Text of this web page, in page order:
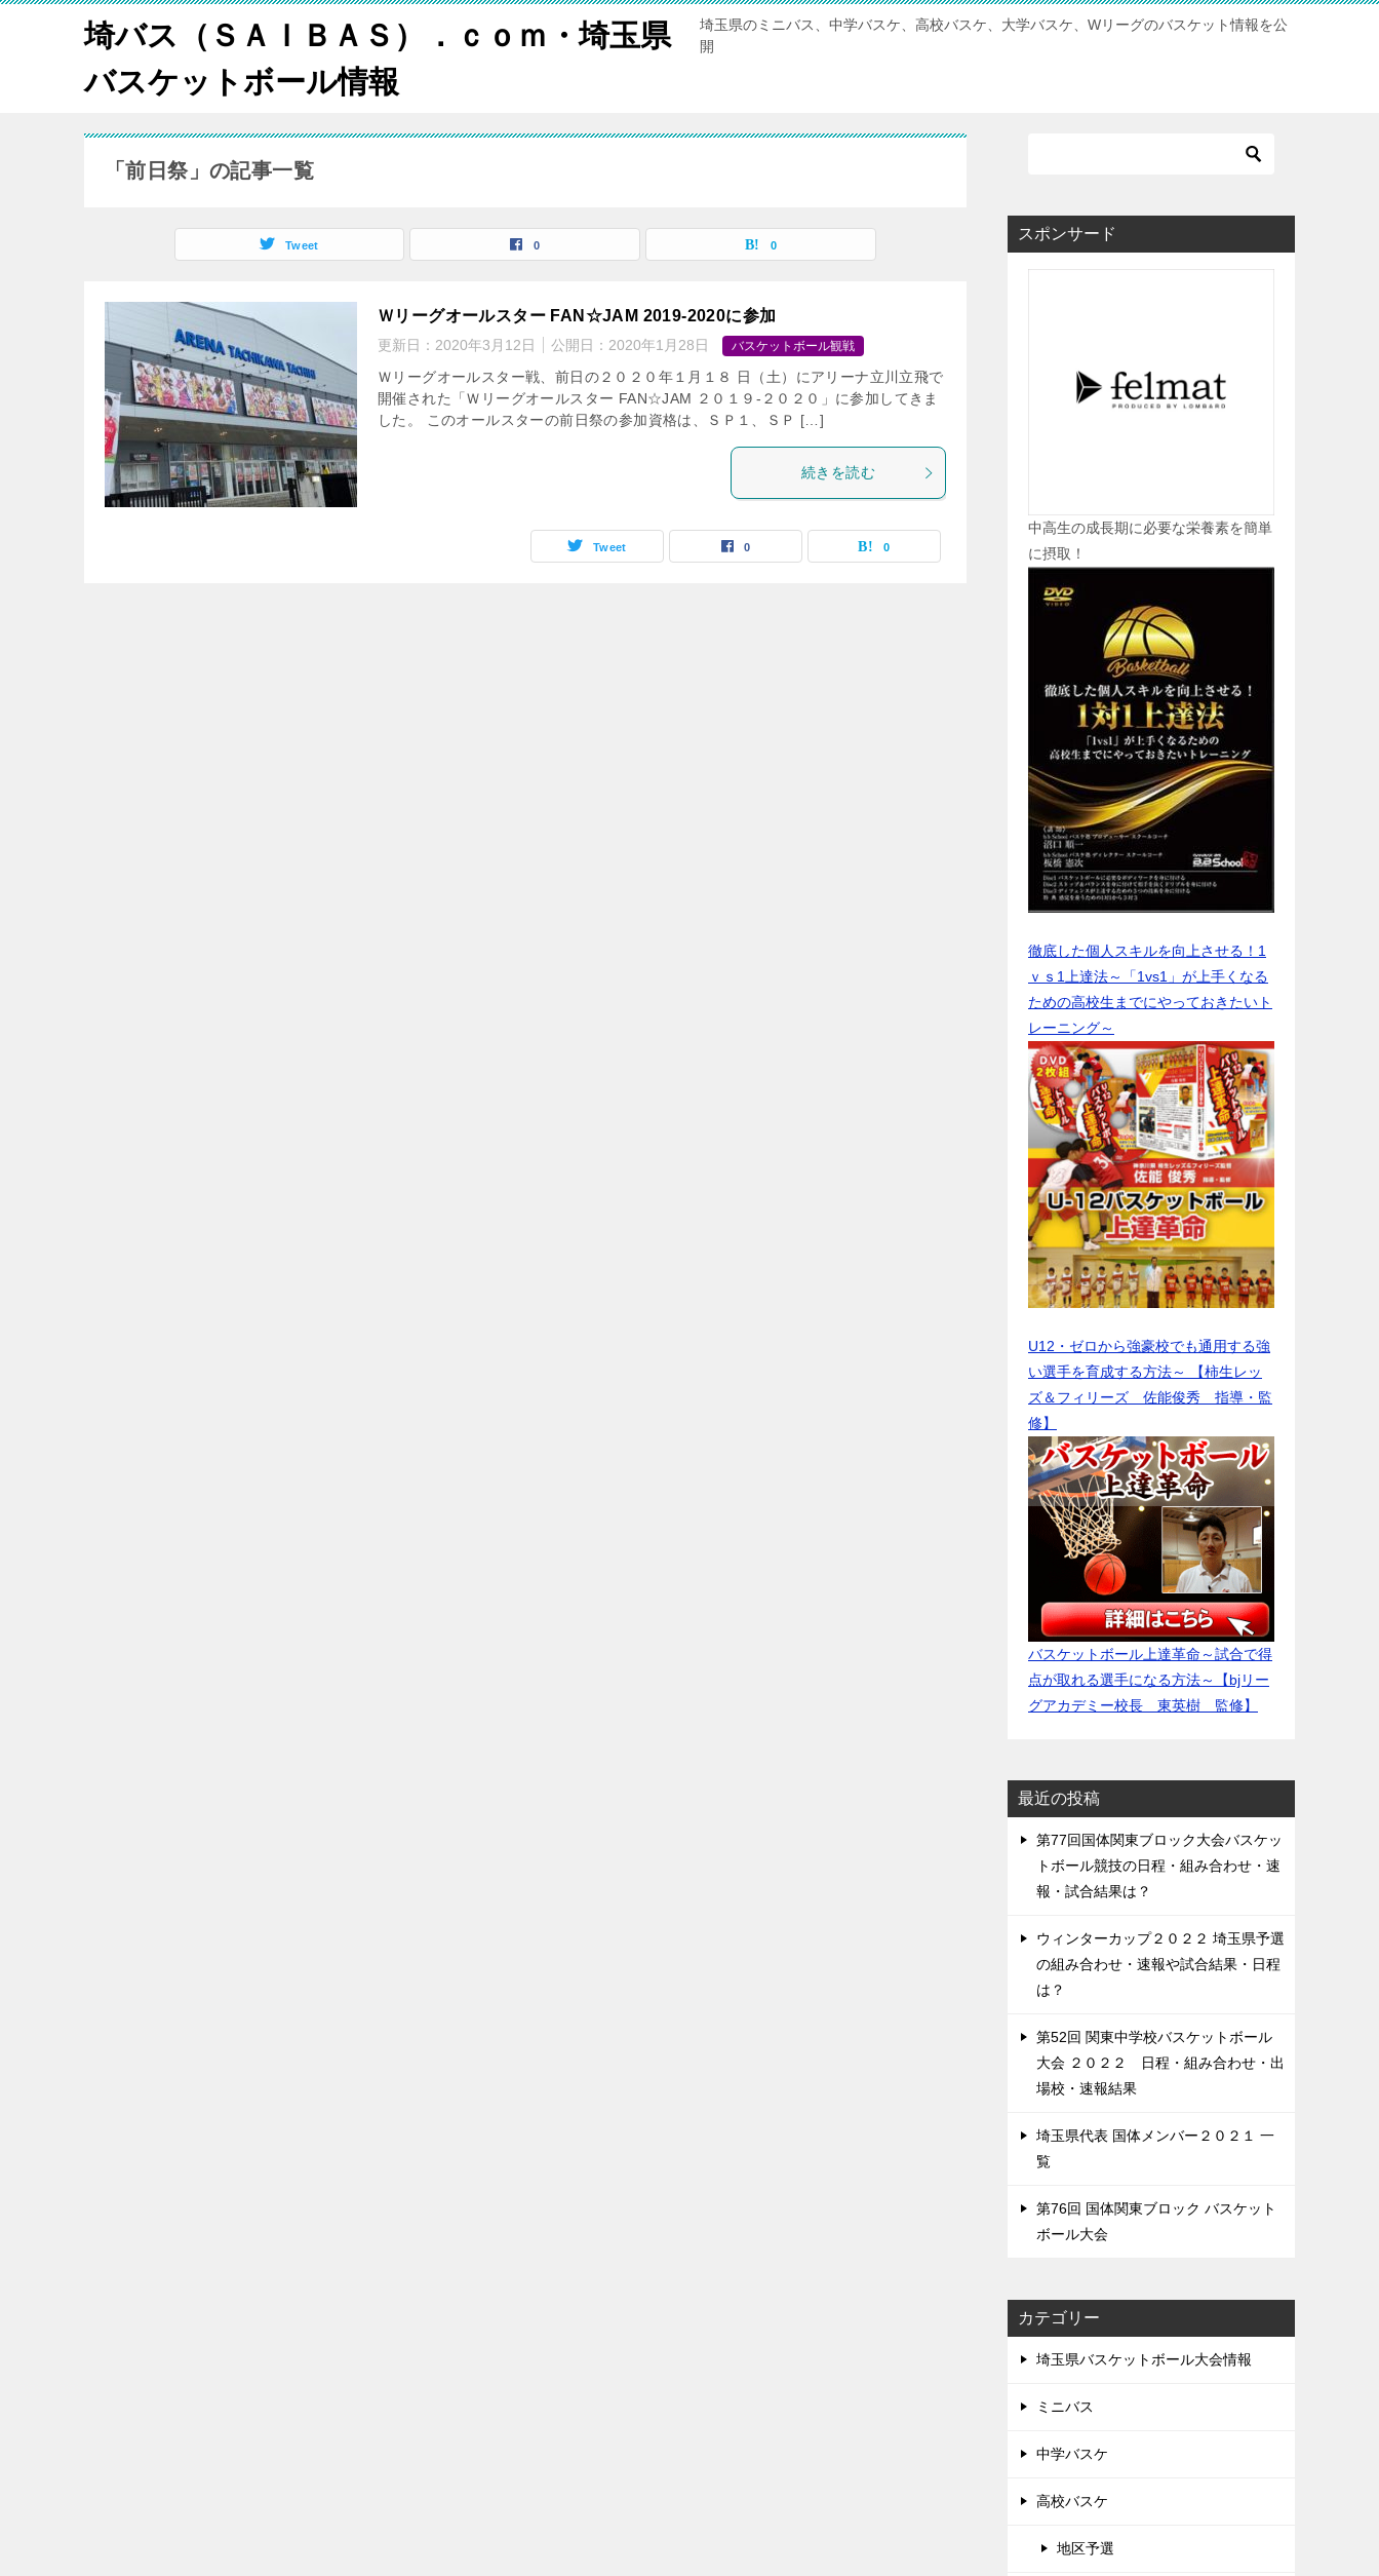
埼バス（ＳＡＩＢＡＳ）．ｃｏｍ・埼玉県
バスケットボール情報
埼玉県のミニバス、中学バスケ、高校バスケ、大学バスケ、Wリーグのバスケット情報を公
開
「前日祭」の記事一覧
Tweet 0 0
Ｗリーグオールスター FAN☆JAM 2019-2020に参加
更新日： 2020年3月12日 公開日： 2020年1月28日 バスケットボール観戦
Ｗリーグオールスター戦、前日の２０２０年１月１８ 日（土）にアリーナ立川立飛で
開催された「Ｗリーグオールスター FAN☆JAM ２０１９-２０２０」に参加してきま
した。 このオールスターの前日祭の参加資格は、ＳＰ１、ＳＰ […]
続きを読む
Tweet 0 0
スポンサード
中高生の成長期に必要な栄養素を簡単
に摂取！
徹底した個人スキルを向上させる！1
ｖｓ1上達法～「1vs1」が上手くなる
ための高校生までにやっておきたいト
レーニング～
U12・ゼロから強豪校でも通用する強
い選手を育成する方法～ 【柿生レッ
ズ＆フィリーズ 佐能俊秀 指導・監
修】
バスケットボール上達革命～試合で得
点が取れる選手になる方法～【bjリー
グアカデミー校長 東英樹 監修】
最近の投稿
第77回国体関東ブロック大会バスケッ
トボール競技の日程・組み合わせ・速
報・試合結果は？
ウィンターカップ２０２２ 埼玉県予選
の組み合わせ・速報や試合結果・日程
は？
第52回 関東中学校バスケットボール
大会 ２０２２ 日程・組み合わせ・出
場校・速報結果
埼玉県代表 国体メンバー２０２１ 一
覧
第76回 国体関東ブロック バスケット
ボール大会
カテゴリー
埼玉県バスケットボール大会情報
ミニバス
中学バスケ
高校バスケ
地区予選